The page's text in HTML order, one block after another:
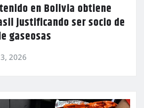
en Bolivia obtiene
justificando ser socio de
gaseosas
3, 2026